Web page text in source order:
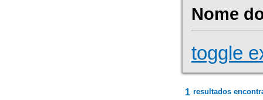
Nome
toggle
1 resultados